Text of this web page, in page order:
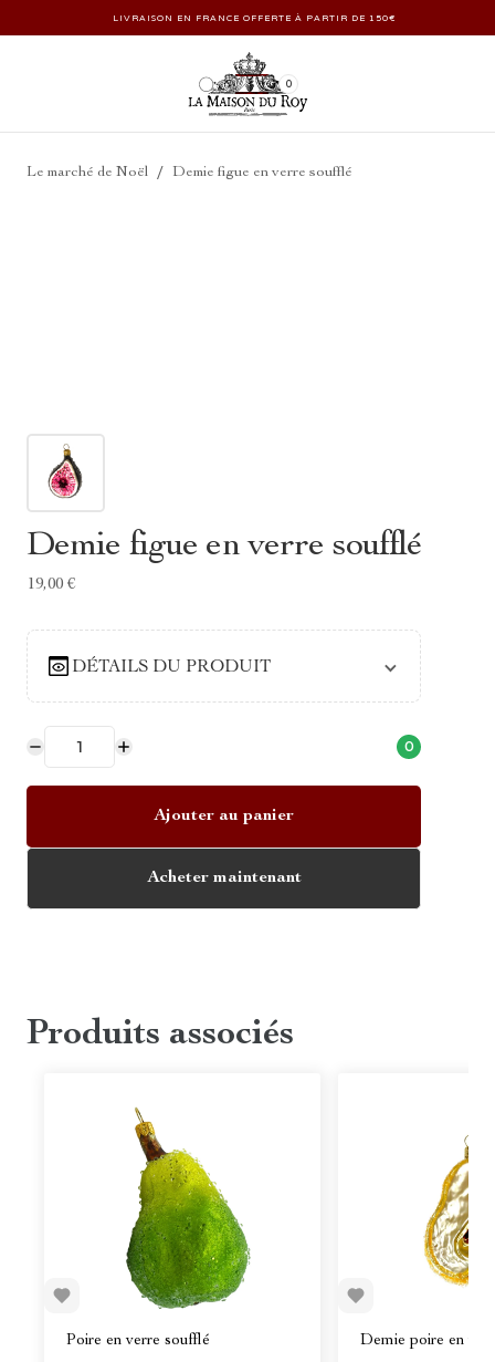
LIVRAISON EN FRANCE OFFERTE À PARTIR DE 150€
0
Le marché de Noël / Demie figue en verre soufflé
Demie figue en verre soufflé
19,00 €
DÉTAILS DU PRODUIT
0
Ajouter au panier
Acheter maintenant
Produits associés
Poire en verre soufflé Demie poire en